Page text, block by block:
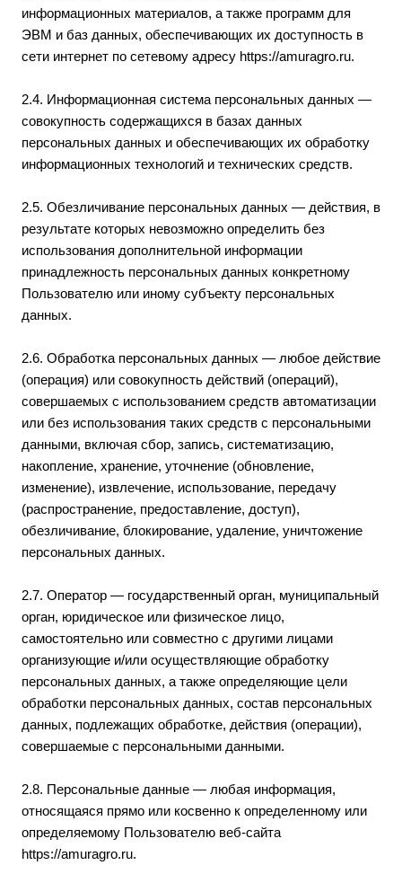
информационных материалов, а также программ для
ЭВМ и баз данных, обеспечивающих их доступность в
сети интернет по сетевому адресу https://amuragro.ru.
2.4. Информационная система персональных данных —
совокупность содержащихся в базах данных
персональных данных и обеспечивающих их обработку
информационных технологий и технических средств.
2.5. Обезличивание персональных данных — действия, в
результате которых невозможно определить без
использования дополнительной информации
принадлежность персональных данных конкретному
Пользователю или иному субъекту персональных
данных.
2.6. Обработка персональных данных — любое действие
(операция) или совокупность действий (операций),
совершаемых с использованием средств автоматизации
или без использования таких средств с персональными
данными, включая сбор, запись, систематизацию,
накопление, хранение, уточнение (обновление,
изменение), извлечение, использование, передачу
(распространение, предоставление, доступ),
обезличивание, блокирование, удаление, уничтожение
персональных данных.
2.7. Оператор — государственный орган, муниципальный
орган, юридическое или физическое лицо,
самостоятельно или совместно с другими лицами
организующие и/или осуществляющие обработку
персональных данных, а также определяющие цели
обработки персональных данных, состав персональных
данных, подлежащих обработке, действия (операции),
совершаемые с персональными данными.
2.8. Персональные данные — любая информация,
относящаяся прямо или косвенно к определенному или
определяемому Пользователю веб-сайта
https://amuragro.ru.